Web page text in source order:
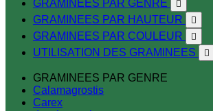
GRAMINEES PAR GENRE

GRAMINEES PAR HAUTEUR 
GRAMINEES PAR COULEUR 
UTILISATION DES GRAMINEES 
GRAMINEES PAR GENRE
Calamagrostis
Carex